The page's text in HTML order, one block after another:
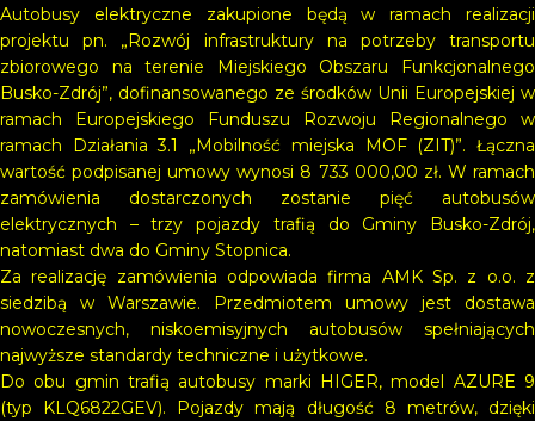
Autobusy elektryczne zakupione będą w ramach realizacji
projektu pn. „Rozwój infrastruktury na potrzeby transportu
zbiorowego na terenie Miejskiego Obszaru Funkcjonalnego
Busko-Zdrój”, dofinansowanego ze środków Unii Europejskiej w
ramach Europejskiego Funduszu Rozwoju Regionalnego w
ramach Działania 3.1 „Mobilność miejska MOF (ZIT)”. Łączna
wartość podpisanej umowy wynosi 8 733 000,00 zł. W ramach
zamówienia dostarczonych zostanie pięć autobusów
elektrycznych – trzy pojazdy trafią do Gminy Busko-Zdrój,
natomiast dwa do Gminy Stopnica.
Za realizację zamówienia odpowiada firma AMK Sp. z o.o. z
siedzibą w Warszawie. Przedmiotem umowy jest dostawa
nowoczesnych, niskoemisyjnych autobusów spełniających
najwyższe standardy techniczne i użytkowe.
Do obu gmin trafią autobusy marki HIGER, model AZURE 9
(typ KLQ6822GEV). Pojazdy mają długość 8 metrów, dzięki